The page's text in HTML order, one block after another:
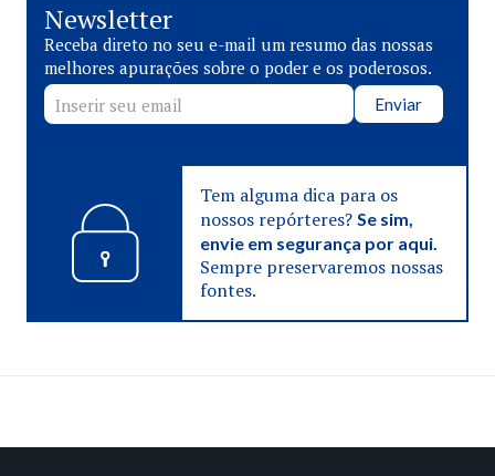
Newsletter
Receba direto no seu e-mail um resumo das nossas
melhores apurações sobre o poder e os poderosos.
Enviar
Tem alguma dica para os
nossos repórteres? Se sim,
envie em segurança por aqui.
Sempre preservaremos nossas
fontes.